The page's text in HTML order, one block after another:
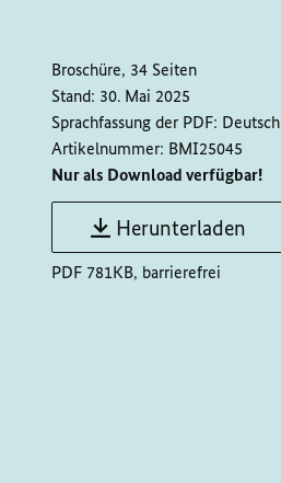
Broschüre, 34 Seiten
Stand: 30. Mai 2025
Sprachfassung der PDF: Deutsch
Artikelnummer: BMI25045
Nur als Download verfügbar!
Herunterladen
PDF 781KB, barrierefrei